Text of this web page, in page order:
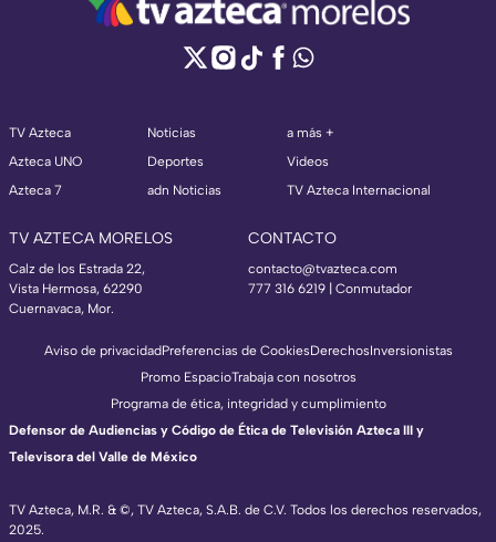
TV Azteca
Azteca UNO
Azteca 7
Noticias
Deportes
adn Noticias
a más +
Videos
TV Azteca Internacional
TV AZTECA MORELOS
Calz de los Estrada 22,
Vista Hermosa, 62290
Cuernavaca, Mor.
CONTACTO
contacto@tvazteca.com
777 316 6219 | Conmutador
TV Azteca, M.R. & ©, TV Azteca, S.A.B. de C.V. Todos los derechos reservados,
2025.
Aviso de privacidadPreferencias de CookiesDerechosInversionistas
Promo EspacioTrabaja con nosotros
Programa de ética, integridad y cumplimiento
Defensor de Audiencias y Código de Ética de Televisión Azteca III y
Televisora del Valle de México